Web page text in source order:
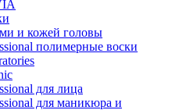
и кожей головы
полимерные воски
для лица
для маникюра и